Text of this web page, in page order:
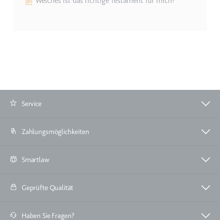
eingebetteten Inhalten zu
Service
Zahlungsmöglichkeiten
Smartlaw
Geprüfte Qualität
Haben Sie Fragen?